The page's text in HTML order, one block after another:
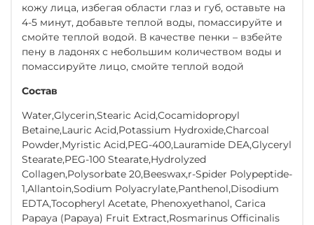
кожу лица, избегая области глаз и губ, оставьте на
4-5 минут, добавьте теплой воды, помассируйте и
смойте теплой водой. В качестве пенки – взбейте
пену в ладонях с небольшим количеством воды и
помассируйте лицо, смойте теплой водой
Состав
Water,Glycerin,Stearic Acid,Cocamidopropyl
Betaine,Lauric Acid,Potassium Hydroxide,Charcoal
Powder,Myristic Acid,PEG-400,Lauramide DEA,Glyceryl
Stearate,PEG-100 Stearate,Hydrolyzed
Collagen,Polysorbate 20,Beeswax,r-Spider Polypeptide-
1,Allantoin,Sodium Polyacrylate,Panthenol,Disodium
EDTA,Tocopheryl Acetate, Phenoxyethanol, Carica
Papaya (Papaya) Fruit Extract,Rosmarinus Officinalis